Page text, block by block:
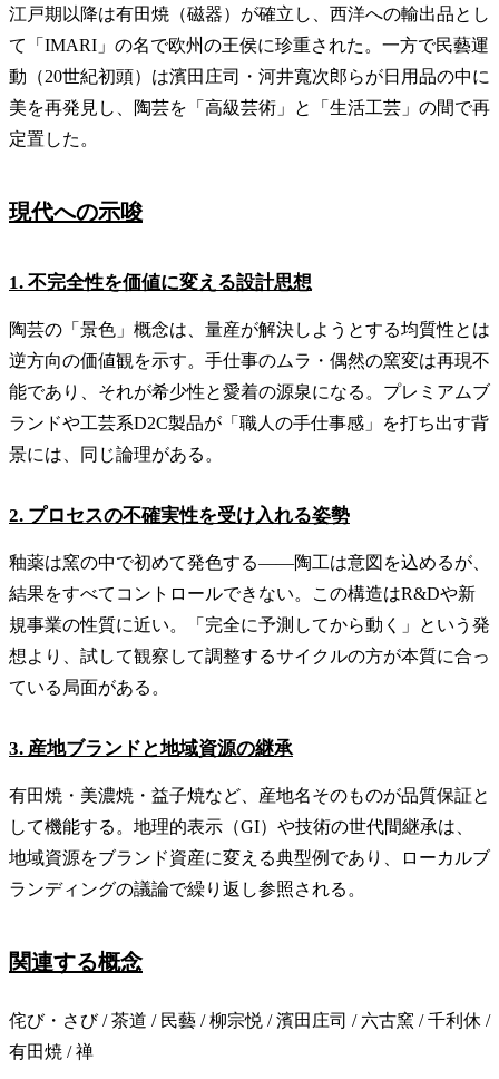
江戸期以降は有田焼（磁器）が確立し、西洋への輸出品とし
て「IMARI」の名で欧州の王侯に珍重された。一方で民藝運
動（20世紀初頭）は濱田庄司・河井寬次郎らが日用品の中に
美を再発見し、陶芸を「高級芸術」と「生活工芸」の間で再
定置した。
現代への示唆
1. 不完全性を価値に変える設計思想
陶芸の「景色」概念は、量産が解決しようとする均質性とは
逆方向の価値観を示す。手仕事のムラ・偶然の窯変は再現不
能であり、それが希少性と愛着の源泉になる。プレミアムブ
ランドや工芸系D2C製品が「職人の手仕事感」を打ち出す背
景には、同じ論理がある。
2. プロセスの不確実性を受け入れる姿勢
釉薬は窯の中で初めて発色する——陶工は意図を込めるが、
結果をすべてコントロールできない。この構造はR&Dや新
規事業の性質に近い。「完全に予測してから動く」という発
想より、試して観察して調整するサイクルの方が本質に合っ
ている局面がある。
3. 産地ブランドと地域資源の継承
有田焼・美濃焼・益子焼など、産地名そのものが品質保証と
して機能する。地理的表示（GI）や技術の世代間継承は、
地域資源をブランド資産に変える典型例であり、ローカルブ
ランディングの議論で繰り返し参照される。
関連する概念
侘び・さび / 茶道 / 民藝 / 柳宗悦 / 濱田庄司 / 六古窯 / 千利休 /
有田焼 / 禅